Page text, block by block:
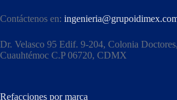
Contáctenos en:
Dr. Velasco 95 Edif. 9-204, Colonia
Cuauhtémoc C.P 06720, CDMX​
Refacciones por marca